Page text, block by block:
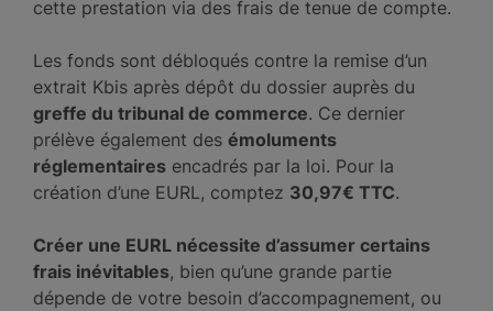
cette prestation via des frais de tenue de compte.
Les fonds sont débloqués contre la remise d’un
extrait Kbis après dépôt du dossier auprès du
greffe du tribunal de commerce. Ce dernier
prélève également des émoluments
réglementaires encadrés par la loi. Pour la
création d’une EURL, comptez 30,97€ TTC.
Créer une EURL nécessite d’assumer certains
frais inévitables, bien qu’une grande partie
dépende de votre besoin d’accompagnement, ou